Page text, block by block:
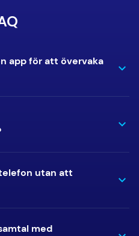
app för att övervaka
utan att
med